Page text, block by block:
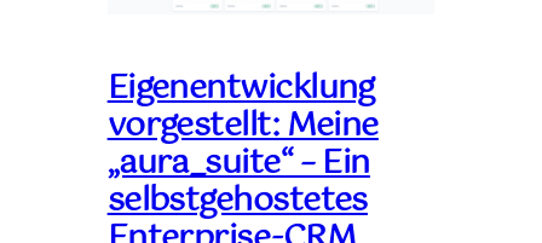
Eigenentwicklung
vorgestellt: Meine
„aura_suite“ – Ein
selbstgehostetes